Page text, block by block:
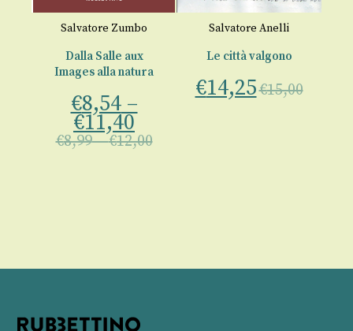
Salvatore Zumbo
Dalla Salle aux
Images alla natura
€8,54–
€11,40
€8,99–€12,00
Salvatore Anelli
Le città valgono
€14,25€15,00